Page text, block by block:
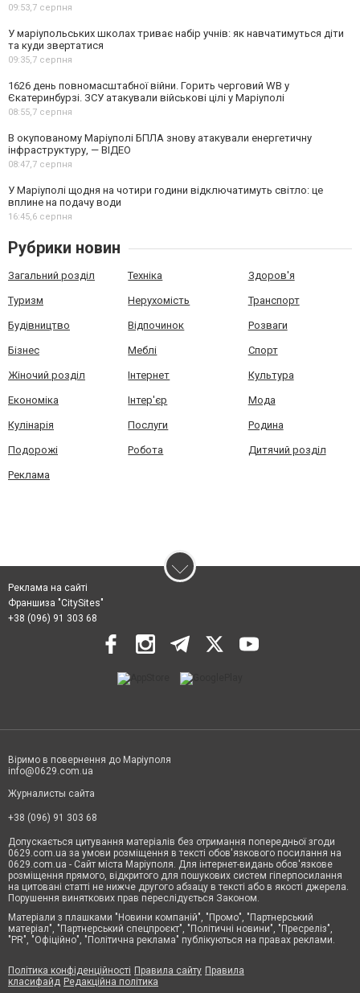
09:53,7 серпня
У маріупольських школах триває набір учнів: як навчатимуться діти
та куди звертатися
09:35,7 серпня
1626 день повномасштабної війни. Горить черговий WB у
Єкатеринбурзі. ЗСУ атакували військові цілі у Маріуполі
08:55,7 серпня
В окупованому Маріуполі БПЛА знову атакували енергетичну
інфраструктуру, — ВІДЕО
08:47,7 серпня
У Маріуполі щодня на чотири години відключатимуть світло: це
вплине на подачу води
16:45,6 серпня
Рубрики новин
Загальний розділ Техніка Здоров'я
Туризм Нерухомість Транспорт
Будівництво Відпочинок Розваги
Бізнес Меблі Спорт
Жіночий розділ Інтернет Культура
Економіка Інтер'єр Мода
Кулінарія Послуги Родина
Подорожі Робота Дитячий розділ
Реклама
Реклама на сайті
Франшиза "CitySites"
+38 (096) 91 303 68
Віримо в повернення до Маріуполя
info@0629.com.ua
Журналисты сайта
+38 (096) 91 303 68
Допускається цитування матеріалів без отримання попередньої згоди
0629.com.ua за умови розміщення в тексті обов'язкового посилання на
0629.com.ua - Сайт міста Маріуполя. Для інтернет-видань обов'язкове
розміщення прямого, відкритого для пошукових систем гіперпосилання
на цитовані статті не нижче другого абзацу в тексті або в якості джерела.
Порушення виняткових прав переслідується Законом.
Матеріали з плашками "Новини компаній", "Промо", "Партнерський
матеріал", "Партнерський спецпроєкт", "Політичні новини", "Пресреліз",
"PR", "Офіційно", "Політична реклама" публікуються на правах реклами.
Політика конфіденційності Правила сайту Правила
класифайд Редакційна політика